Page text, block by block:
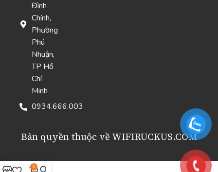
Đình
Chính,
Phường
Phú
Nhuận,
TP Hồ
Chí
Minh
0934.666.003
Bản quyền thuộc về WIFIRUCKUS.COM
0